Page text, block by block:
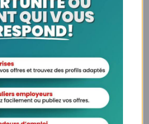
Powered By :XYZScripts.com